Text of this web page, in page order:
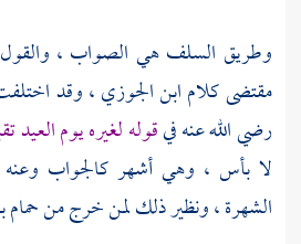
وطريق السلفهي الصواب ،
مقتضى كلامابن الجوزي، وقد
رضي الله عنه فيقوله لغيره يوم العيد
لا بأس ، وهي أشهر كالجواب وعنه
الشهرة ، ونظير ذلك لمن خرج من حمام